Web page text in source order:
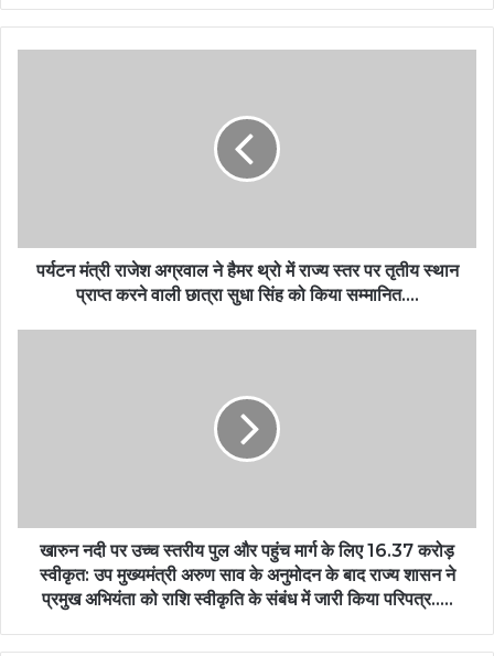
पर्यटन मंत्री राजेश अग्रवाल ने हैमर थ्रो में राज्य स्तर पर तृतीय स्थान
प्राप्त करने वाली छात्रा सुधा सिंह को किया सम्मानित….
खारुन नदी पर उच्च स्तरीय पुल और पहुंच मार्ग के लिए 16.37 करोड़
स्वीकृत: उप मुख्यमंत्री अरुण साव के अनुमोदन के बाद राज्य शासन ने
प्रमुख अभियंता को राशि स्वीकृति के संबंध में जारी किया परिपत्र…..